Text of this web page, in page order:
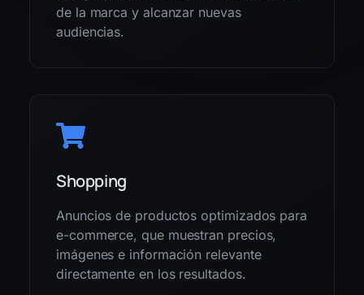
de la marca y alcanzar nuevas
audiencias.
Shopping
Anuncios de productos optimizados para
e-commerce, que muestran precios,
imágenes e información relevante
directamente en los resultados.